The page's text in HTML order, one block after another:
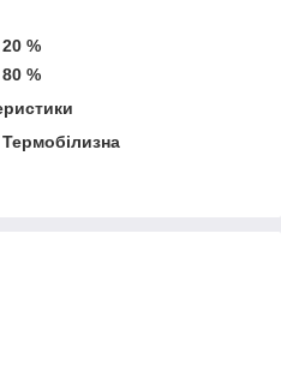
20 %
80 %
Термобілизна